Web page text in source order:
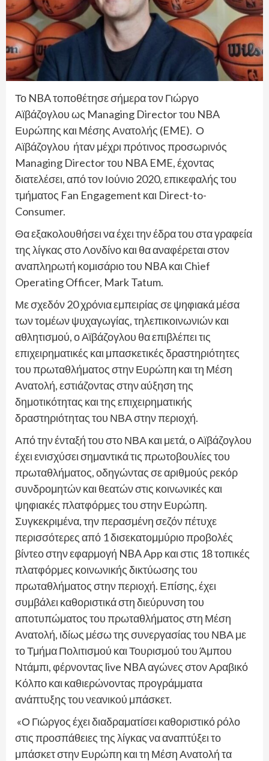
Το NBA τοποθέτησε σήμερα τον Γιώργο
Αϊβάζογλου ως Managing Director του NBA
Ευρώπης και Μέσης Ανατολής (EME). Ο
Αϊβάζογλου ήταν μέχρι πρότινος προσωρινός
Managing Director του NBA EME, έχοντας
διατελέσει, από τον Ιούνιο 2020, επικεφαλής του
τμήματος Fan Engagement και Direct-to-
Consumer.
Θα εξακολουθήσει να έχει την έδρα του στα γραφεία
της λίγκας στο Λονδίνο και θα αναφέρεται στον
αναπληρωτή κομισάριο του NBA και Chief
Operating Officer, Mark Tatum.
Με σχεδόν 20 χρόνια εμπειρίας σε ψηφιακά μέσα
των τομέων ψυχαγωγίας, τηλεπικοινωνιών και
αθλητισμού, ο Αϊβάζογλου θα επιβλέπει τις
επιχειρηματικές και μπασκετικές δραστηριότητες
του πρωταθλήματος στην Ευρώπη και τη Μέση
Ανατολή, εστιάζοντας στην αύξηση της
δημοτικότητας και της επιχειρηματικής
δραστηριότητας του ΝΒΑ στην περιοχή.
Από την ένταξή του στο ΝΒΑ και μετά, ο Αϊβάζογλου
έχει ενισχύσει σημαντικά τις πρωτοβουλίες του
πρωταθλήματος, οδηγώντας σε αριθμούς ρεκόρ
συνδρομητών και θεατών στις κοινωνικές και
ψηφιακές πλατφόρμες του στην Ευρώπη.
Συγκεκριμένα, την περασμένη σεζόν πέτυχε
περισσότερες από 1 δισεκατομμύριο προβολές
βίντεο στην εφαρμογή NBA App και στις 18 τοπικές
πλατφόρμες κοινωνικής δικτύωσης του
πρωταθλήματος στην περιοχή. Επίσης, έχει
συμβάλει καθοριστικά στη διεύρυνση του
αποτυπώματος του πρωταθλήματος στη Μέση
Ανατολή, ιδίως μέσω της συνεργασίας του ΝΒΑ με
το Τμήμα Πολιτισμού και Τουρισμού του Άμπου
Ντάμπι, φέρνοντας live NBA αγώνες στον Αραβικό
Κόλπο και καθιερώνοντας προγράμματα
ανάπτυξης του νεανικού μπάσκετ.
«Ο Γιώργος έχει διαδραματίσει καθοριστικό ρόλο
στις προσπάθειες της λίγκας να αναπτύξει το
μπάσκετ στην Ευρώπη και τη Μέση Ανατολή τα